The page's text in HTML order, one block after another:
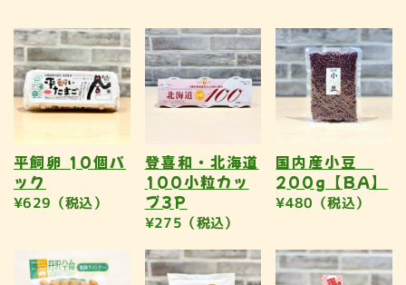
平飼卵 10個パ
ック
¥629（税込）
登喜和・北海道
100小粒カッ
プ3P
¥275（税込）
国内産小豆
200g【BA】
¥480（税込）